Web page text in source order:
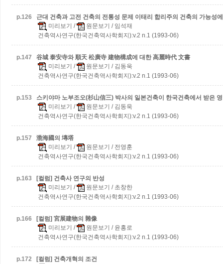
p.126 근대 건축과 고전 건축의 전통성 문제 이태리 합리주의 건축의 가능성
미리보기 / 원문보기 / 임석재
건축역사연구(한국건축역사학회지):v.2 n.1 (1993-06)
p.147
谷城 泰安寺와 順天 松廣寺 建物構成에 대한 高麗時代 文書
미리보기 / 원문보기 / 김동욱
건축역사연구(한국건축역사학회지):v.2 n.1 (1993-06)
p.153
스키야마 노부조오(杉山信三) 박사의 일본건축이 한국건축에서 받은
미리보기 / 원문보기 / 김동욱
건축역사연구(한국건축역사학회지):v.2 n.1 (1993-06)
p.157
渤海國의 塼塔
미리보기 / 원문보기 / 전영훈
건축역사연구(한국건축역사학회지):v.2 n.1 (1993-06)
p.163
[컬럼] 건축사 연구의 반성
미리보기 / 원문보기 / 초창한
건축역사연구(한국건축역사학회지):v.2 n.1 (1993-06)
p.166
[컬럼] 宮展建物의 雜像
미리보기 / 원문보기 / 윤홍로
건축역사연구(한국건축역사학회지):v.2 n.1 (1993-06)
p.172
[컬럼] 건축개혁의 조건